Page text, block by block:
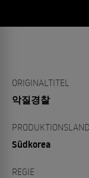
ORIGINALTITEL
악질경찰
PRODUKTIONSLAND
Südkorea
REGIE